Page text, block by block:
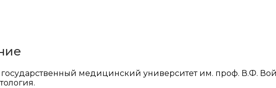
медицинский университет им. проф. В.Ф.